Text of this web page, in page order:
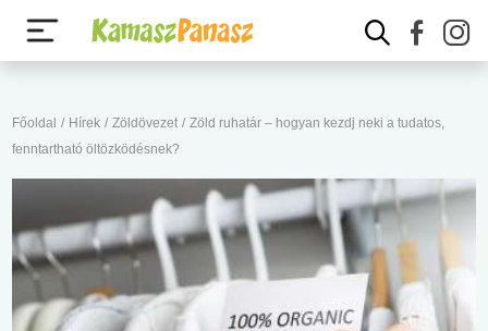
Főoldal / Hírek / Zöldövezet / Zöld ruhatár – hogyan kezdj neki a tudatos,
fenntartható öltözködésnek?